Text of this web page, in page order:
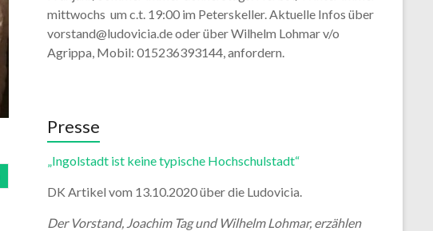
mittwochs um c.t. 19:00 im Peterskeller. Aktuelle Infos über
vorstand@ludovicia.de oder über Wilhelm Lohmar v/o
Agrippa, Mobil: 015236393144, anfordern.
Presse
„Ingolstadt ist keine typische Hochschulstadt“
DK Artikel vom 13.10.2020 über die Ludovicia.
Der Vorstand, Joachim Tag und Wilhelm Lohmar, erzählen